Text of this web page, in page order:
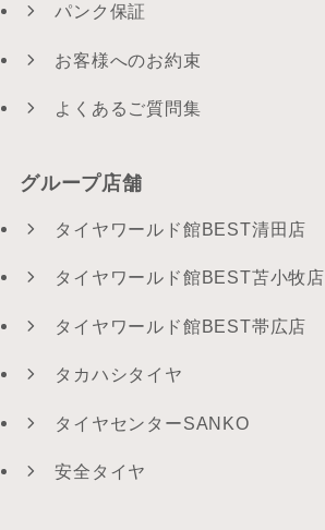
パンク保証
お客様へのお約束
よくあるご質問集
グループ店舗
タイヤワールド館BEST清田店
タイヤワールド館BEST苫小牧店
タイヤワールド館BEST帯広店
タカハシタイヤ
タイヤセンターSANKO
安全タイヤ